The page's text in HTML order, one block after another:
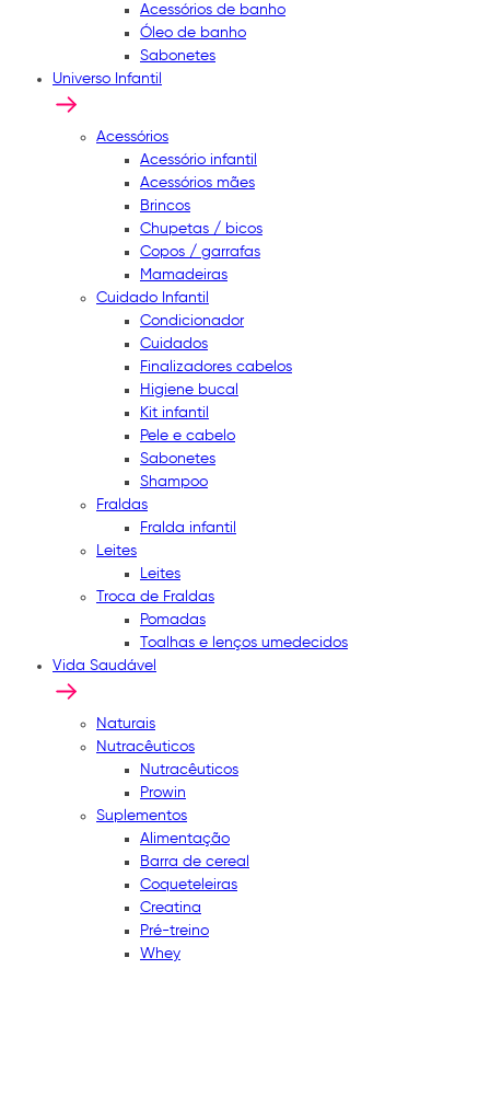
Acessórios de banho
Óleo de banho
Sabonetes
Universo Infantil
Acessórios
Acessório infantil
Acessórios mães
Brincos
Chupetas / bicos
Copos / garrafas
Mamadeiras
Cuidado Infantil
Condicionador
Cuidados
Finalizadores cabelos
Higiene bucal
Kit infantil
Pele e cabelo
Sabonetes
Shampoo
Fraldas
Fralda infantil
Leites
Leites
Troca de Fraldas
Pomadas
Toalhas e lenços umedecidos
Vida Saudável
Naturais
Nutracêuticos
Nutracêuticos
Prowin
Suplementos
Alimentação
Barra de cereal
Coqueteleiras
Creatina
Pré-treino
Whey